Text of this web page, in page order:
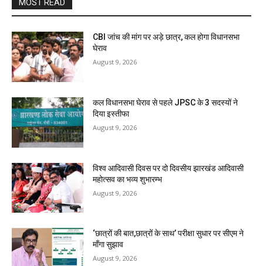
MOST READ
CBI जांच की मांग पर अड़े छात्र, कल होगा विधानसभा
घेराव
August 9, 2026
कल विधानसभा घेराव से पहले JPSC के 3 सदस्यों ने
दिया इस्तीफा
August 9, 2026
विश्व आदिवासी दिवस पर दो दिवसीय झारखंड आदिवासी
महोत्सव का भव्य शुभारम्भ
August 9, 2026
‘छात्रों की बात,छात्रों के साथ’ परीक्षा सुधार पर सीएम ने
माँगा सुझाव
August 9, 2026